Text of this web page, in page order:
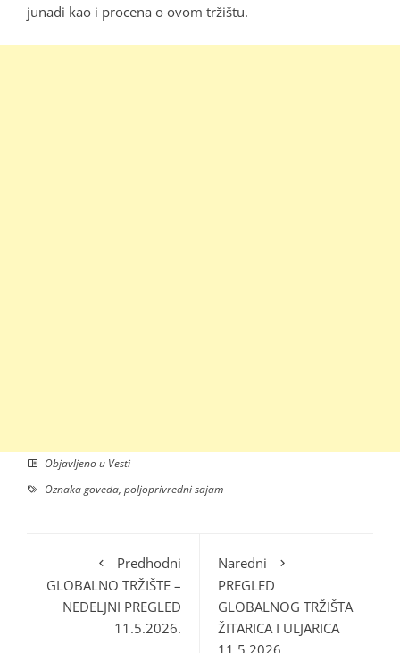
junadi kao i procena o ovom tržištu.
Objavljeno u Vesti
Oznakagoveda, poljoprivredni sajam
Predhodni
GLOBALNO TRŽIŠTE –
NEDELJNI PREGLED
11.5.2026.
Naredni
PREGLED
GLOBALNOG TRŽIŠTA
ŽITARICA I ULJARICA
11.5.2026.